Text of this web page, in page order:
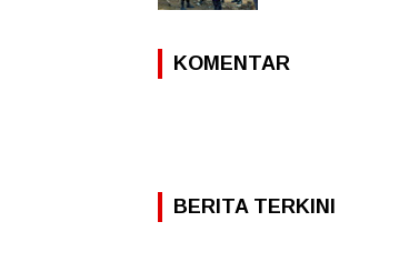
KOMENTAR
BERITA TERKINI